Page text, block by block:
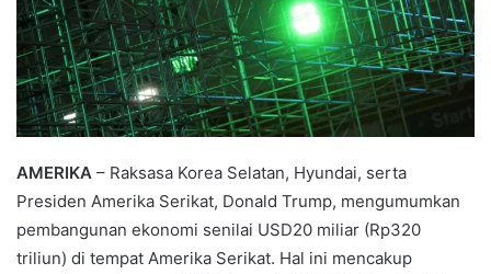
AMERIKA – Raksasa Korea Selatan, Hyundai, serta
Presiden Amerika Serikat, Donald Trump, mengumumkan
pembangunan ekonomi senilai USD20 miliar (Rp320
triliun) di tempat Amerika Serikat. Hal ini mencakup